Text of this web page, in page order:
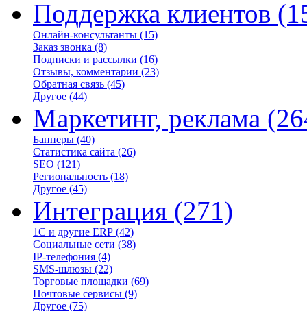
Поддержка клиентов
Онлайн-консультанты (15)
Заказ звонка (8)
Подписки и рассылки (16)
Отзывы, комментарии (23)
Обратная связь (45)
Другое (44)
Маркетинг, реклама
Баннеры (40)
Статистика сайта (26)
SEO (121)
Региональность (18)
Другое (45)
Интеграция (271)
1С и другие ERP (42)
Социальные сети (38)
IP-телефония (4)
SMS-шлюзы (22)
Торговые площадки (69)
Почтовые сервисы (9)
Другое (75)